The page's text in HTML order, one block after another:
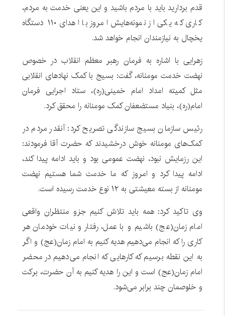
قدم بردارید باید با مردم باشید و این یعنی خدمت به مردم،
کاری که یکی از نمونه‌هایش امروز با اهدای ۱۱۰ دستگاه
یخچال به نیازمندان انجام خواهد شد.
زهرایی با اشاره به فرمان رهبر معظم انقلاب در خصوص
نهضت خدمت مومنانه، گفت: بسیج با کمک نهادهای انقلابی
مثل کمیته امداد امام خمینی(ره)، ستاد اجرایی فرمان
امام(ره)، بنیاد مستضعفان کمک مومنانه را محقق کرد.
رئیس سازمان بسیج سازندگی تصریح کرد: آنقدر مردم در
کمک‌های مومنانه خوش درخشیدند که حضرت آقا فرمودند:
این رزمایش نبود، نهضت عمومی بود و باید ادامه پیدا کند،
ادامه پیدا کرد و امروز که ما خدمت شما هستیم نهضت
مومنانه از بسته معیشتی به ۱۲ نوع خدمت رسیده است.
وی تاکید کرد: همه باید تلاش کنیم جزو منتظران واقعی
امام زمان(عج) باشیم و با عمل، رفتار و نیات خودمان هر
کاری را که انجام می‌دهیم هدیه کنیم به امام زمان(عج) و اگر
به این نقطه برسیم که کارهایی که انجام می‌دهیم در محضر
امام زمان(عج) است و این را هدیه کنیم به آن حضرت، برکت
و خلوصمان چند برابر می‌شود.